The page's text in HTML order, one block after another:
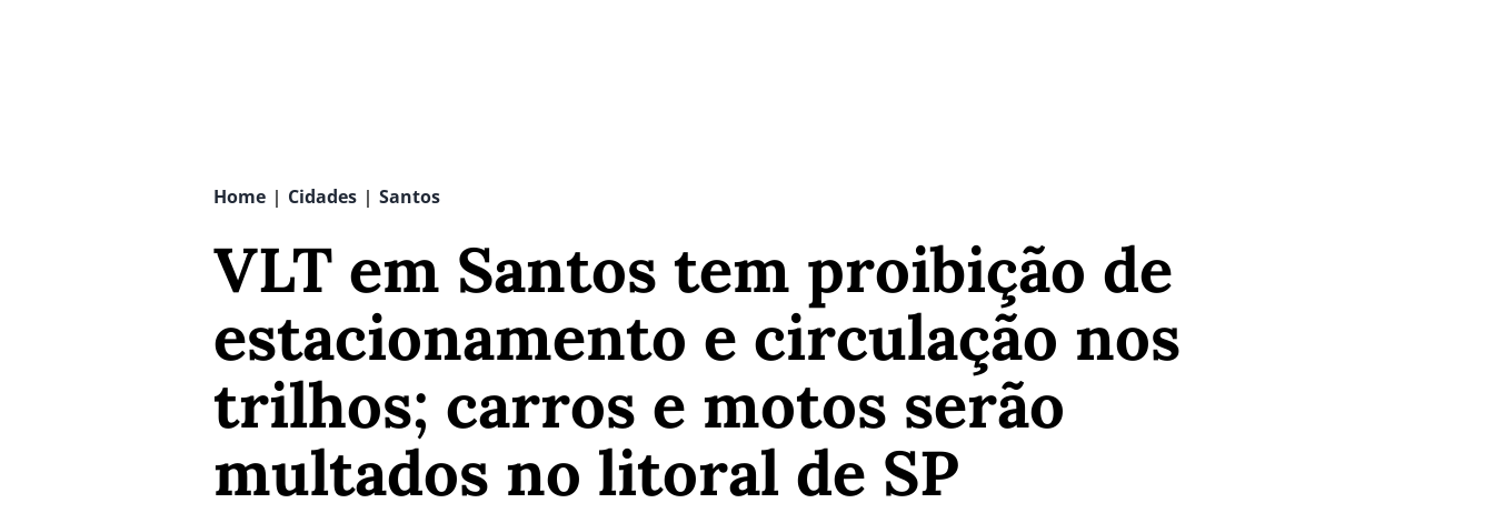
Home | Cidades | Santos
VLT em Santos tem proibição de
estacionamento e circulação nos
trilhos; carros e motos serão
multados no litoral de SP